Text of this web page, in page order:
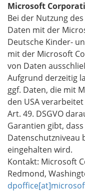
Microsoft
Bei der Nutzung
Daten mit der
Deutsche Kinder-
mit der Microsoft
von Daten
Aufgrund derzeitig
ggf. Daten, die mit
den USA
Art. 49. DSGVO
Garantien gibt,
Datenschutzniveau
eingehalten wird.
Kontakt: Microsoft
Redmond,